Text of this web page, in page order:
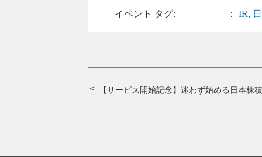
イベント タグ: ：IR,
【サービス開始記念】迷わず始める日本株